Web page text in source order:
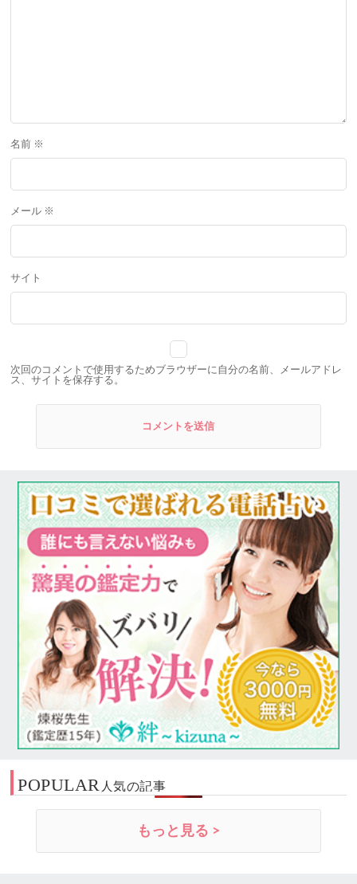
名前 ※
メール ※
サイト
次回のコメントで使用するためブラウザーに自分の名前、メールアドレ
ス、サイトを保存する。
POPULAR人気の記事
もっと見る >